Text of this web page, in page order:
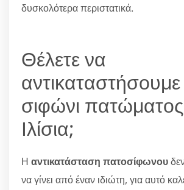
δυσκολότερα περιστατικά.
Θέλετε να
σιφώνι
Ιλίσια;
Η αντικατάσταση πατοσίφωνου
να γίνει από έναν ιδιώτη, για αυτό